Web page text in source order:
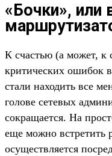
«Бочки», или
К счастью (а может, к
критических ошибок
стали находить все
голове сетевых
сокращается. На
еще можно встретить
осуществляется